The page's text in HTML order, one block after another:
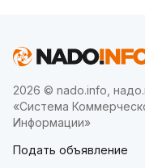
2026 © nado.info,
«Система
Информации»
Подать объявление